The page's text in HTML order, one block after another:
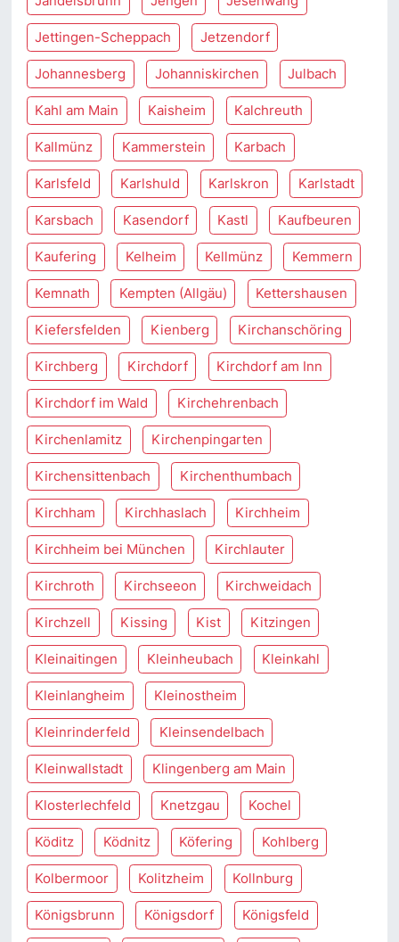
Jettingen-Scheppach Jetzendorf
Johannesberg Johanniskirchen Julbach
Kahl am Main Kaisheim Kalchreuth
Kallmünz Kammerstein Karbach
Karlsfeld Karlshuld Karlskron Karlstadt
Karsbach Kasendorf Kastl Kaufbeuren
Kaufering Kelheim Kellmünz Kemmern
Kemnath Kempten (Allgäu) Kettershausen
Kiefersfelden Kienberg Kirchanschöring
Kirchberg Kirchdorf Kirchdorf am Inn
Kirchdorf im Wald Kirchehrenbach
Kirchenlamitz Kirchenpingarten
Kirchensittenbach Kirchenthumbach
Kirchham Kirchhaslach Kirchheim
Kirchheim bei München Kirchlauter
Kirchroth Kirchseeon Kirchweidach
Kirchzell Kissing Kist Kitzingen
Kleinaitingen Kleinheubach Kleinkahl
Kleinlangheim Kleinostheim
Kleinrinderfeld Kleinsendelbach
Kleinwallstadt Klingenberg am Main
Klosterlechfeld Knetzgau Kochel
Köditz Ködnitz Köfering Kohlberg
Kolbermoor Kolitzheim Kollnburg
Königsbrunn Königsdorf Königsfeld